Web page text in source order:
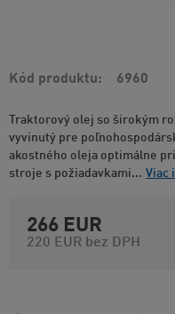
Kód produktu 6960
Traktorový olej so širokým
vyvinutý pre
akostného oleja optimálne
stroje s požiadavkami... Viac
266 EUR
220 EUR bez DPH